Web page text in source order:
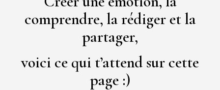
comprendre, la rédiger et la
partager,
voici ce qui t’attend sur cette
page :)